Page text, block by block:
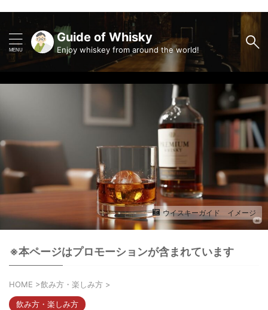
Guide of Whisky
Enjoy whiskey from around the world!
ウイスキーガイド イメージ
※本ページはプロモーションが含まれています
HOME >飲み方・楽しみ方 >
飲み方・楽しみ方